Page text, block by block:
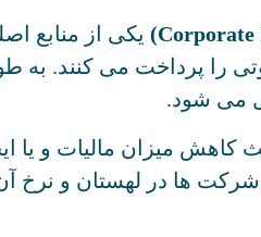
یکی از منابع
می ‌شود.
کاهش میزان مالیات و یا
ها در لهستان و نرخ آن